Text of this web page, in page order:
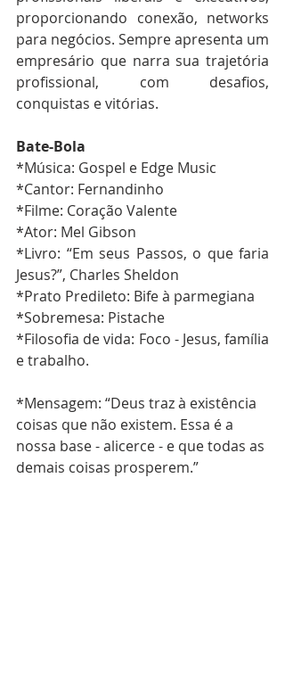
proporcionando conexão, networks
para negócios. Sempre apresenta um
empresário que narra sua trajetória
profissional, com desafios,
conquistas e vitórias.
Bate-Bola
*Música: Gospel e Edge Music
*Cantor: Fernandinho
*Filme: Coração Valente
*Ator: Mel Gibson
*Livro: “Em seus Passos, o que faria
Jesus?”, Charles Sheldon
*Prato Predileto: Bife à parmegiana
*Sobremesa: Pistache
*Filosofia de vida: Foco - Jesus, família
e trabalho.
*Mensagem: “Deus traz à existência
coisas que não existem. Essa é a
nossa base - alicerce - e que todas as
demais coisas prosperem.”